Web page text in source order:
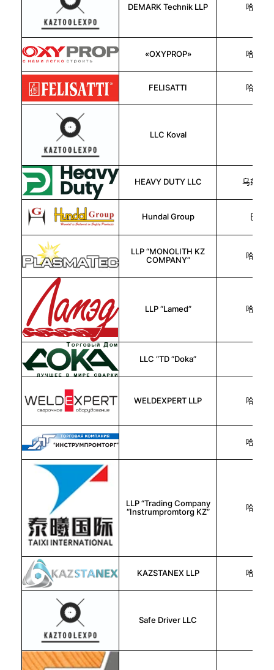
DEMARK Technik LLP 哈萨克
«OXYPROP» 哈萨克
FELISATTI 哈萨克
LLC Koval
HEAVY DUTY LLC 乌兹别
Hundal Group 巴基
LLP “MONOLITH KZ
COMPANY”
哈萨克
LLP “Lamed” 哈萨克
LLC “TD “Doka”
WELDEXPERT LLP 哈萨克
哈萨克
LLP “Trading Company
“Instrumpromtorg KZ”
哈萨克
KAZSTANEX LLP 哈萨克
Safe Driver LLC